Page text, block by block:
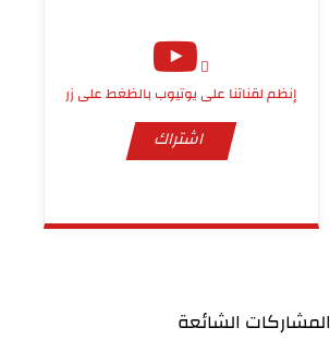
إنظم لقناتنا على يوتيوب بالظغط على زر
اشتراك
المشاركات الشائعة